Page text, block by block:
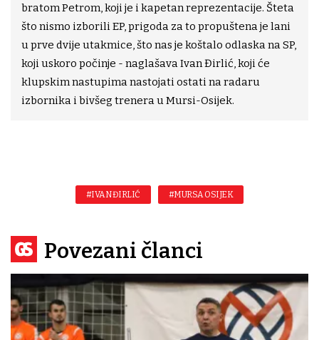
bratom Petrom, koji je i kapetan reprezentacije. Šteta
što nismo izborili EP, prigoda za to propuštena je lani
u prve dvije utakmice, što nas je koštalo odlaska na SP,
koji uskoro počinje - naglašava Ivan Đirlić, koji će
klupskim nastupima nastojati ostati na radaru
izbornika i bivšeg trenera u Mursi-Osijek.
#IVAN ĐIRLIĆ #MURSA OSIJEK
Povezani članci